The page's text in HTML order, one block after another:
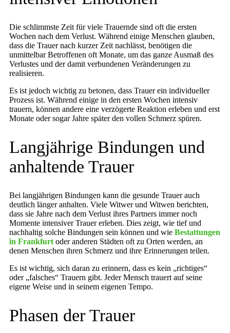
Die schlimmste Zeit für viele Trauernde sind oft die ersten
Wochen nach dem Verlust. Während einige Menschen glauben,
dass die Trauer nach kurzer Zeit nachlässt, benötigen die
unmittelbar Betroffenen oft Monate, um das ganze Ausmaß des
Verlustes und der damit verbundenen Veränderungen zu
realisieren.
Es ist jedoch wichtig zu betonen, dass Trauer ein individueller
Prozess ist. Während einige in den ersten Wochen intensiv
trauern, können andere eine verzögerte Reaktion erleben und erst
Monate oder sogar Jahre später den vollen Schmerz spüren.
Langjährige Bindungen und
anhaltende Trauer
Bei langjährigen Bindungen kann die gesunde Trauer auch
deutlich länger anhalten. Viele Witwer und Witwen berichten,
dass sie Jahre nach dem Verlust ihres Partners immer noch
Momente intensiver Trauer erleben. Dies zeigt, wie tief und
nachhaltig solche Bindungen sein können und wie Bestattungen
in Frankfurt oder anderen Städten oft zu Orten werden, an
denen Menschen ihren Schmerz und ihre Erinnerungen teilen.
Es ist wichtig, sich daran zu erinnern, dass es kein „richtiges“
oder „falsches“ Trauern gibt. Jeder Mensch trauert auf seine
eigene Weise und in seinem eigenen Tempo.
Phasen der Trauer